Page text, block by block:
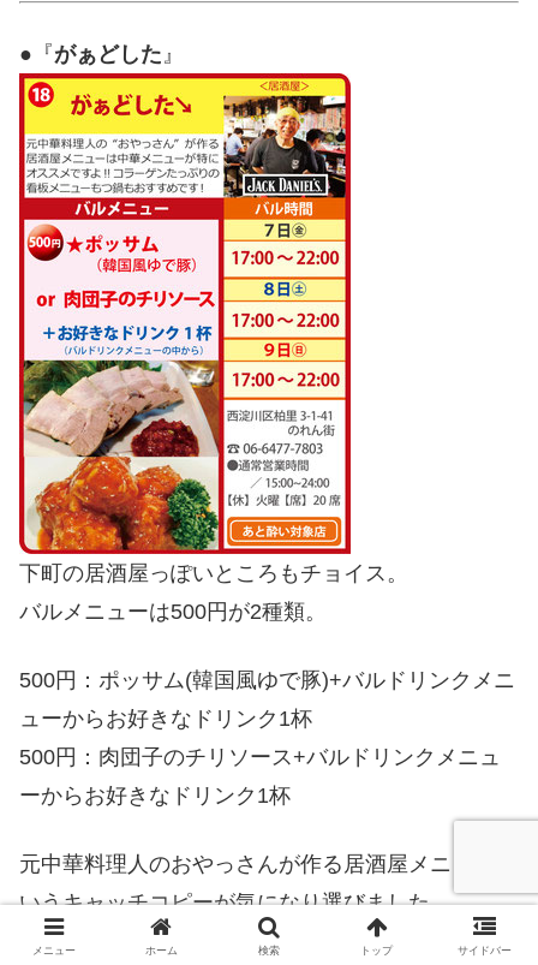
●『がぁどした 』
下町の居酒屋っぽいところもチョイス。
バルメニューは500円が2種類。
500円：ポッサム(韓国風ゆで豚)+バルドリンクメニ
ューからお好きなドリンク1杯
500円：肉団子のチリソース+バルドリンクメニュ
ーからお好きなドリンク1杯
元中華料理人のおやっさんが作る居酒屋メニューと
いうキャッチコピーが気になり選びました。
こういうお店がめっちゃ旨かったりするんだよねぇ
メニュー ホーム 検索 トップ サイドバー